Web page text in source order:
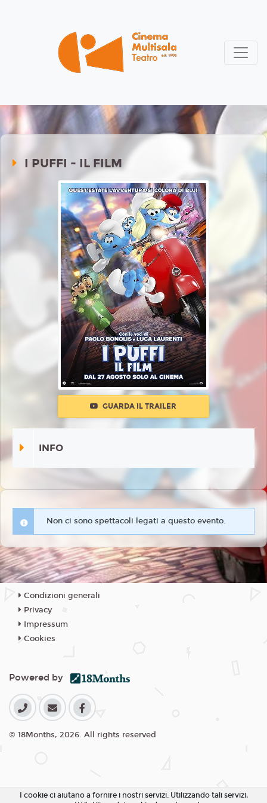
I PUFFI - IL FILM
GUARDA IL TRAILER
INFO
Non ci sono spettacoli legati a questo evento.
Condizioni generali
Privacy
Impressum
Cookies
Powered by
© 18Months, 2026. All rights reserved
I cookie ci aiutano a fornire i nostri servizi. Utilizzando tali servizi,